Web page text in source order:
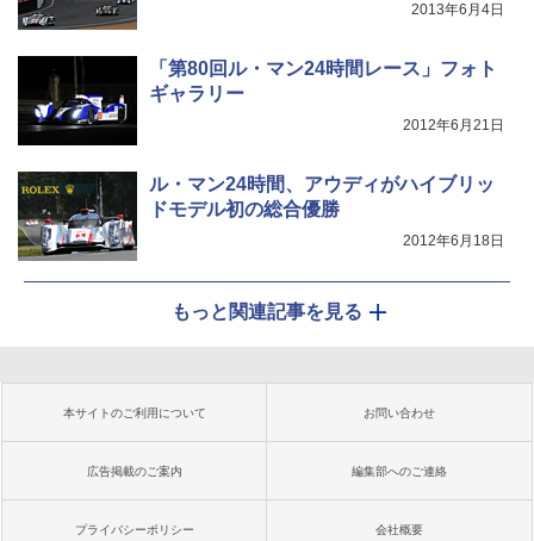
2013年6月4日
「第80回ル・マン24時間レース」フォト
ギャラリー
2012年6月21日
ル・マン24時間、アウディがハイブリッ
ドモデル初の総合優勝
2012年6月18日
もっと関連記事を見る
本サイトのご利用について お問い合わせ
広告掲載のご案内 編集部へのご連絡
プライバシーポリシー 会社概要